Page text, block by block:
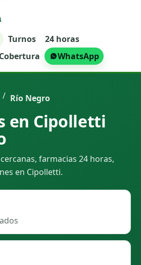
Turnos
24 horas
Cobertura WhatsApp
/ Río Negro
en Cipolletti
farmacias 24 horas,
en Cipolletti.